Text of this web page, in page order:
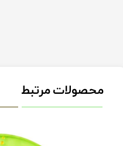
محصولات مرتبط